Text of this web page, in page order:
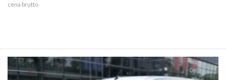
cena brutto